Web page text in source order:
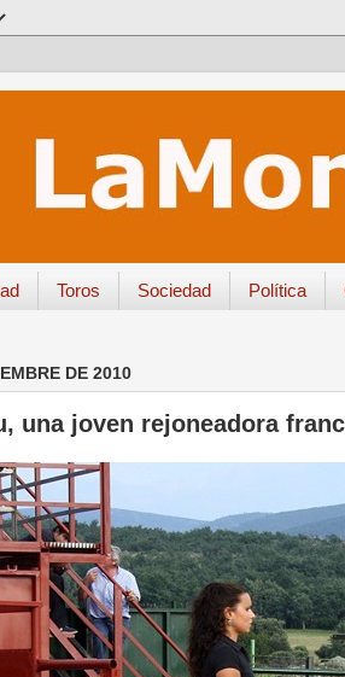
Toros Sociedad Política
DE 2010
una joven rejoneadora